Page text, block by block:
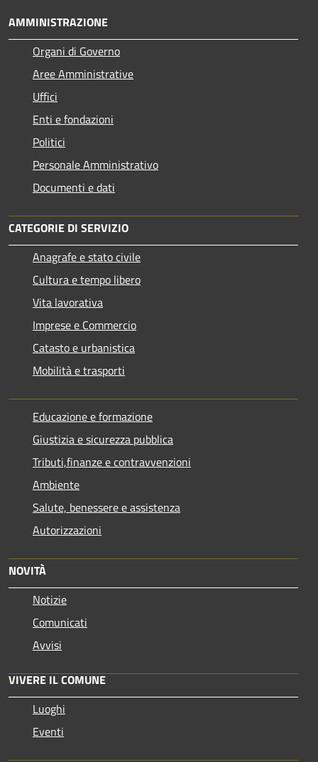
AMMINISTRAZIONE
Organi di Governo
Aree Amministrative
Uffici
Enti e fondazioni
Politici
Personale Amministrativo
Documenti e dati
CATEGORIE DI SERVIZIO
Anagrafe e stato civile
Cultura e tempo libero
Vita lavorativa
Imprese e Commercio
Catasto e urbanistica
Mobilità e trasporti
Educazione e formazione
Giustizia e sicurezza pubblica
Tributi,finanze e contravvenzioni
Ambiente
Salute, benessere e assistenza
Autorizzazioni
NOVITÀ
Notizie
Comunicati
Avvisi
VIVERE IL COMUNE
Luoghi
Eventi